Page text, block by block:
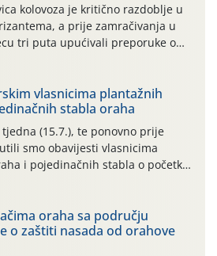
kolovoza je kritično razdoblje u
a prije zamračivanja u
tri puta upućivali preporuke o
zaštite krizantema od najčešćih
i fito-fagnih grinja (23.7., 14.7.,
mjeseca je zabilježeno je
meteorološko razdoblje, uz
vlasnicima plantažnih
stabla oraha
(15.7.), te ponovno prije
smo obavijesti vlasnicima
i pojedinačnih stabla o početku
usmjerenog suzbijanja
completa)! Već dvanaest dana
udar”, koji naročito
(31.7.-05.8.), jer najviše
[…]
oraha sa području
o zaštiti nasada od orahove